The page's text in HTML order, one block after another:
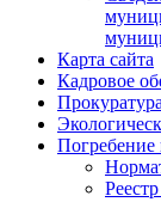
Карта сайта
Кадровое
Погребение